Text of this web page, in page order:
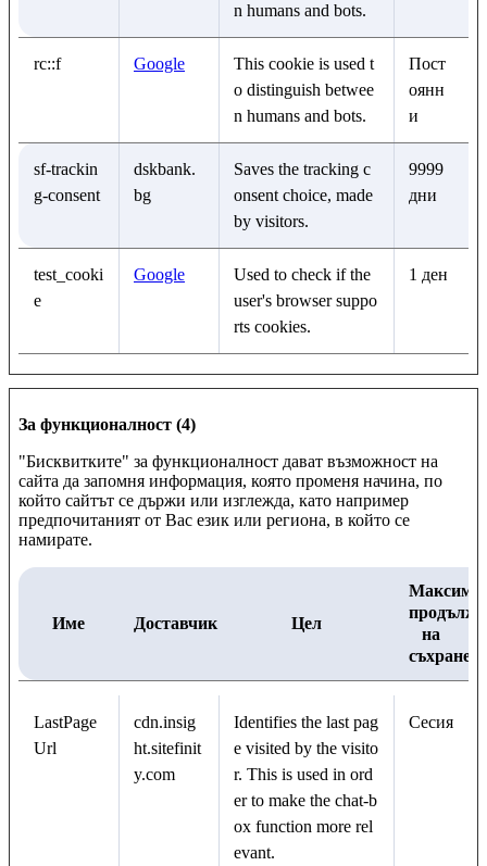
n humans and bots.
rc::f Google
This cookie is used t
o distinguish betwee
n humans and bots.
Пост
оянн
и
sf-trackin
g-consent
dskbank.
bg
Saves the tracking c
onsent choice, made
by visitors.
9999
дни
test_cooki
e
Google
Used to check if the
user's browser suppo
rts cookies.
1 ден
За функционалност (4)
"Бисквитките" за функционалност дават възможност на
сайта да запомня информация, която променя начина, по
който сайтът се държи или изглежда, като например
предпочитаният от Вас език или региона, в който се
намирате.
Име Доставчик Цел
на
LastPage
Url
cdn.insig
ht.sitefinit
y.com
Identifies the last pag
e visited by the visito
r. This is used in ord
er to make the chat-b
ox function more rel
evant.
Сесия